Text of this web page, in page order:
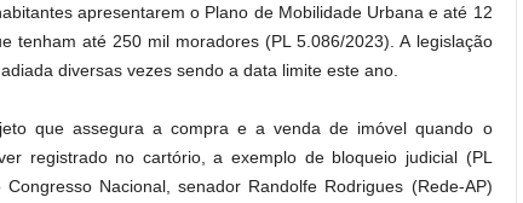
apresentarem o Plano de Mobilidade Urbana e até 12
tenham até 250 mil moradores (PL 5.086/2023). A legislação
diversas vezes sendo a data limite este ano.
que assegura a compra e a venda de imóvel quando o
registrado no cartório, a exemplo de bloqueio judicial (PL
Nacional, senador Randolfe Rodrigues (Rede-AP)